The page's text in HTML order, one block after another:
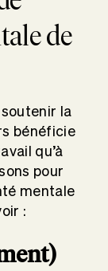
de
la
bénéficie
qu’à
pour
mentale
: